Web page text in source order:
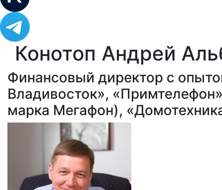
Конотоп Андрей
Финансовый директор с
Владивосток»,
марка Мегафон),